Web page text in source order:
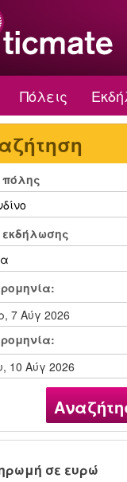
Πόλεις
πόλης
εκδήλωσης
7 Αύγ 2026
10 Αύγ 2026
σε ευρώ